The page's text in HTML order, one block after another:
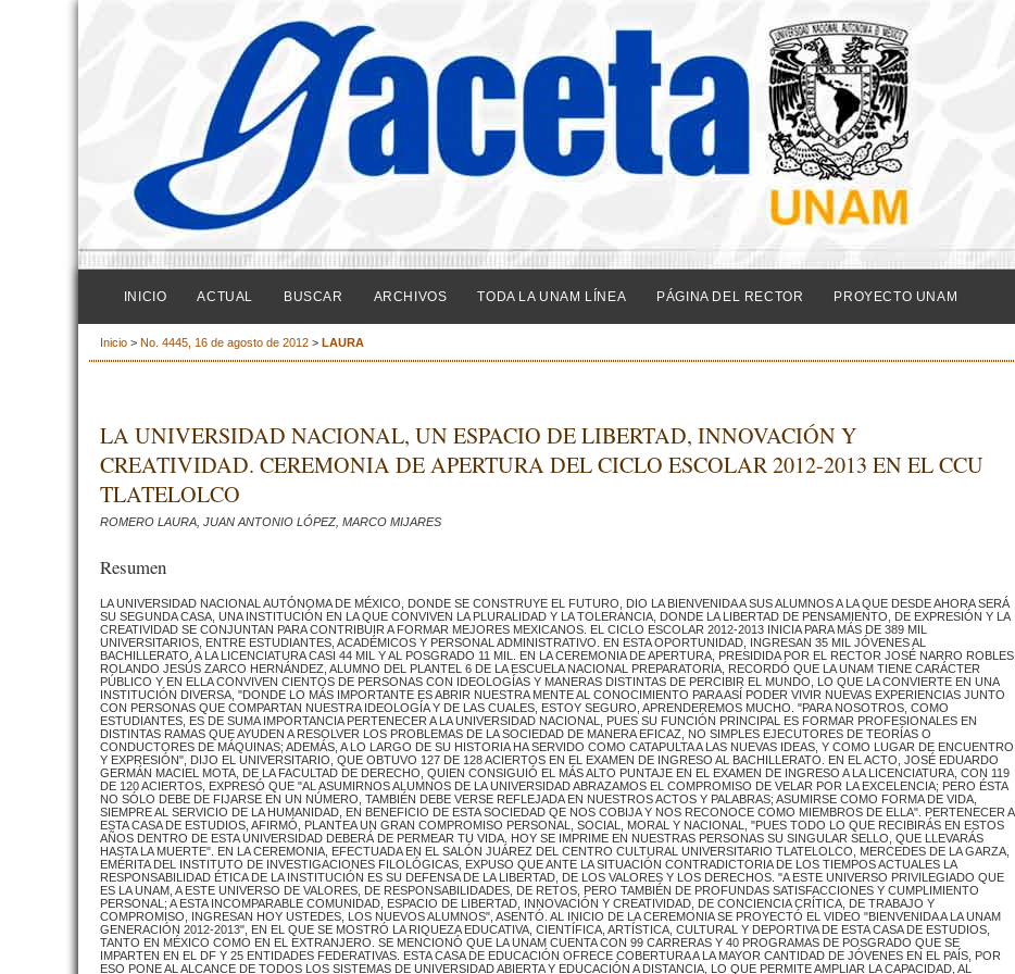
INICIO ACTUAL BUSCAR ARCHIVOS TODA LA UNAM LÍNEA PÁGINA DEL RECTOR PROYECTO UNAM
Inicio > No. 4445, 16 de agosto de 2012 > LAURA
LA UNIVERSIDAD NACIONAL, UN ESPACIO DE LIBERTAD, INNOVACIÓN Y
CREATIVIDAD. CEREMONIA DE APERTURA DEL CICLO ESCOLAR 2012-2013 EN EL CCU
TLATELOLCO
ROMERO LAURA, JUAN ANTONIO LÓPEZ, MARCO MIJARES
Resumen
LA UNIVERSIDAD NACIONAL AUTÓNOMA DE MÉXICO, DONDE SE CONSTRUYE EL FUTURO, DIO LA BIENVENIDA A SUS ALUMNOS A LA QUE DESDE AHORA SERÁ
SU SEGUNDA CASA, UNA INSTITUCIÓN EN LA QUE CONVIVEN LA PLURALIDAD Y LA TOLERANCIA, DONDE LA LIBERTAD DE PENSAMIENTO, DE EXPRESIÓN Y LA
CREATIVIDAD SE CONJUNTAN PARA CONTRIBUIR A FORMAR MEJORES MEXICANOS. EL CICLO ESCOLAR 2012-2013 INICIA PARA MÁS DE 389 MIL
UNIVERSITARIOS, ENTRE ESTUDIANTES, ACADÉMICOS Y PERSONAL ADMINISTRATIVO. EN ESTA OPORTUNIDAD, INGRESAN 35 MIL JÓVENES AL
BACHILLERATO, A LA LICENCIATURA CASI 44 MIL Y AL POSGRADO 11 MIL. EN LA CEREMONIA DE APERTURA, PRESIDIDA POR EL RECTOR JOSÉ NARRO ROBLES,
ROLANDO JESÚS ZARCO HERNÁNDEZ, ALUMNO DEL PLANTEL 6 DE LA ESCUELA NACIONAL PREPARATORIA, RECORDÓ QUE LA UNAM TIENE CARÁCTER
PÚBLICO Y EN ELLA CONVIVEN CIENTOS DE PERSONAS CON IDEOLOGÍAS Y MANERAS DISTINTAS DE PERCIBIR EL MUNDO, LO QUE LA CONVIERTE EN UNA
INSTITUCIÓN DIVERSA, "DONDE LO MÁS IMPORTANTE ES ABRIR NUESTRA MENTE AL CONOCIMIENTO PARA ASÍ PODER VIVIR NUEVAS EXPERIENCIAS JUNTO
CON PERSONAS QUE COMPARTAN NUESTRA IDEOLOGÍA Y DE LAS CUALES, ESTOY SEGURO, APRENDEREMOS MUCHO. "PARA NOSOTROS, COMO
ESTUDIANTES, ES DE SUMA IMPORTANCIA PERTENECER A LA UNIVERSIDAD NACIONAL, PUES SU FUNCIÓN PRINCIPAL ES FORMAR PROFESIONALES EN
DISTINTAS RAMAS QUE AYUDEN A RESOLVER LOS PROBLEMAS DE LA SOCIEDAD DE MANERA EFICAZ, NO SIMPLES EJECUTORES DE TEORÍAS O
CONDUCTORES DE MÁQUINAS; ADEMÁS, A LO LARGO DE SU HISTORIA HA SERVIDO COMO CATAPULTA A LAS NUEVAS IDEAS, Y COMO LUGAR DE ENCUENTRO
Y EXPRESIÓN", DIJO EL UNIVERSITARIO, QUE OBTUVO 127 DE 128 ACIERTOS EN EL EXAMEN DE INGRESO AL BACHILLERATO. EN EL ACTO, JOSÉ EDUARDO
GERMÁN MACIEL MOTA, DE LA FACULTAD DE DERECHO, QUIEN CONSIGUIÓ EL MÁS ALTO PUNTAJE EN EL EXAMEN DE INGRESO A LA LICENCIATURA, CON 119
DE 120 ACIERTOS, EXPRESÓ QUE "AL ASUMIRNOS ALUMNOS DE LA UNIVERSIDAD ABRAZAMOS EL COMPROMISO DE VELAR POR LA EXCELENCIA; PERO ÉSTA
NO SÓLO DEBE DE FIJARSE EN UN NÚMERO, TAMBIÉN DEBE VERSE REFLEJADA EN NUESTROS ACTOS Y PALABRAS; ASUMIRSE COMO FORMA DE VIDA,
SIEMPRE AL SERVICIO DE LA HUMANIDAD, EN BENEFICIO DE ESTA SOCIEDAD QE NOS COBIJA Y NOS RECONOCE COMO MIEMBROS DE ELLA". PERTENECER A
ESTA CASA DE ESTUDIOS, AFIRMÓ, PLANTEA UN GRAN COMPROMISO PERSONAL, SOCIAL, MORAL Y NACIONAL, "PUES TODO LO QUE RECIBIRÁS EN ESTOS
AÑOS DENTRO DE ESTA UNIVERSIDAD DEBERÁ DE PERMEAR TU VIDA. HOY SE IMPRIME EN NUESTRAS PERSONAS SU SINGULAR SELLO, QUE LLEVARÁS
HASTA LA MUERTE". EN LA CEREMONIA, EFECTUADA EN EL SALÓN JUÁREZ DEL CENTRO CULTURAL UNIVERSITARIO TLATELOLCO, MERCEDES DE LA GARZA,
EMÉRITA DEL INSTITUTO DE INVESTIGACIONES FILOLÓGICAS, EXPUSO QUE ANTE LA SITUACIÓN CONTRADICTORIA DE LOS TIEMPOS ACTUALES LA
RESPONSABILIDAD ÉTICA DE LA INSTITUCIÓN ES SU DEFENSA DE LA LIBERTAD, DE LOS VALORES Y LOS DERECHOS. "A ESTE UNIVERSO PRIVILEGIADO QUE
ES LA UNAM, A ESTE UNIVERSO DE VALORES, DE RESPONSABILIDADES, DE RETOS, PERO TAMBIÉN DE PROFUNDAS SATISFACCIONES Y CUMPLIMIENTO
PERSONAL; A ESTA INCOMPARABLE COMUNIDAD, ESPACIO DE LIBERTAD, INNOVACIÓN Y CREATIVIDAD, DE CONCIENCIA CRÍTICA, DE TRABAJO Y
COMPROMISO, INGRESAN HOY USTEDES, LOS NUEVOS ALUMNOS", ASENTÓ. AL INICIO DE LA CEREMONIA SE PROYECTÓ EL VIDEO "BIENVENIDA A LA UNAM
GENERACIÓN 2012-2013", EN EL QUE SE MOSTRÓ LA RIQUEZA EDUCATIVA, CIENTÍFICA, ARTÍSTICA, CULTURAL Y DEPORTIVA DE ESTA CASA DE ESTUDIOS,
TANTO EN MÉXICO COMO EN EL EXTRANJERO. SE MENCIONÓ QUE LA UNAM CUENTA CON 99 CARRERAS Y 40 PROGRAMAS DE POSGRADO QUE SE
IMPARTEN EN EL DF Y 25 ENTIDADES FEDERATIVAS. ESTA CASA DE EDUCACIÓN OFRECE COBERTURA A LA MAYOR CANTIDAD DE JÓVENES EN EL PAÍS, POR
ESO PONE AL ALCANCE DE TODOS LOS SISTEMAS DE UNIVERSIDAD ABIERTA Y EDUCACIÓN A DISTANCIA, LO QUE PERMITE AMPLIAR LA CAPACIDAD, AL